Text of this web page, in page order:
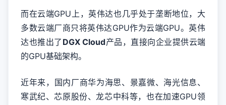
而在云端GPU上，英伟达也几乎处于垄断地位，大
多数云端厂商只将英伟达GPU作为云端GPU。英伟
达也推出了 DGX Cloud产品，直接向企业提供云端
的GPU基础架构。
近年来，国内厂商华为海思、景嘉微、海光信息、
寒武纪、芯原股份、龙芯中科等，也在加速GPU领